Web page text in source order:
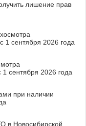
лишение прав
1 сентября 2026 года
сентября 2026 года
при наличии
в Новосибирской